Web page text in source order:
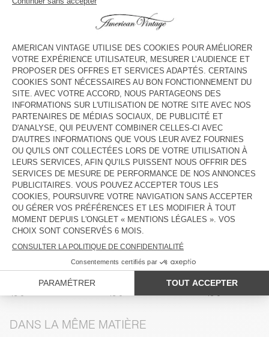
Livraison estiméeentre le mercredi 12 août et le vendredi 14
août
AJOUTER AU PANIER
VOIR LA DISPONIBILITE EN MAGASIN
DESCRIPTION
TAILLE ET COUPE
COMPOSITION
ENTRETIEN
TRAÇABILITÉ
LIVRAISON ET RETOURS
PLUS DE COULEURS
SONOMA
SONOMA
DANS LA MÊME MATIÈRE